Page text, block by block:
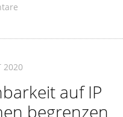
2020
auf IP
begrenzen